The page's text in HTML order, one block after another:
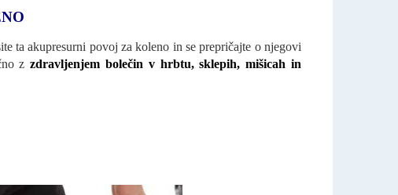
ta akupresurni povoj za koleno in se prepričajte o njegovi
zzdravljenjem bolečin v hrbtu, sklepih, mišicah in